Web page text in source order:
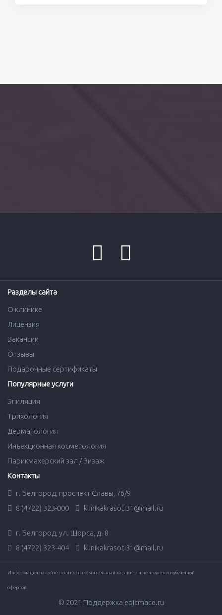
Разделы сайта
О клинике
Лицензия
Вакансии
Отзывы
Подарочные сертификаты
Популярные услуги
Эпиляция
Трихология
Дерматология
Инъекционная косметология
Парикмахерский зал / Визаж
Контакты
г. Белгород, проспект Славы, 76/9
8 (4722) 323-000
klinikakrasoti31@mail.ru
г. Белгород, ул. Щорса, д. 8
8 (4722) 323-404
klinikakrasoti31@mail.ru
Информация на сайте носит ознакомительный характер и не является публичной
офертой
© 2021 Поддержка epicmace.ru